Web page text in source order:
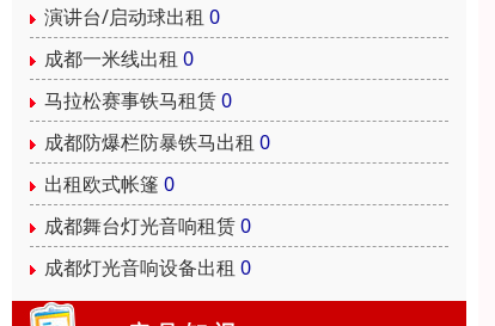
演讲台/启动球出租 0
成都一米线出租 0
马拉松赛事铁马租赁0
成都防爆栏防暴铁马出租 0
出租欧式帐篷 0
成都舞台灯光音响租赁0
成都灯光音响设备出租 0